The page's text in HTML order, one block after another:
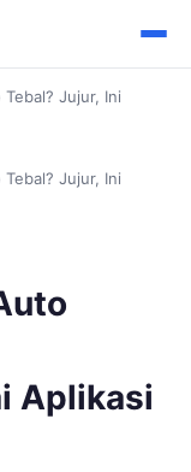
Jujur, Ini
Jujur, Ini
Aplikasi